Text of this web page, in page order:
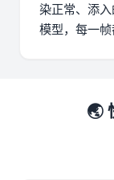
染正常、添
模型，每一帧
🌏